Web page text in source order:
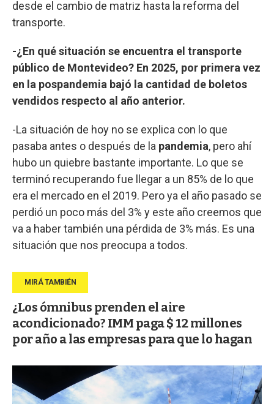
desde el cambio de matriz hasta la reforma del
transporte.
-¿En qué situación se encuentra el transporte
público de Montevideo? En 2025, por primera vez
en la pospandemia bajó la cantidad de boletos
vendidos respecto al año anterior.
-La situación de hoy no se explica con lo que
pasaba antes o después de la pandemia, pero ahí
hubo un quiebre bastante importante. Lo que se
terminó recuperando fue llegar a un 85% de lo que
era el mercado en el 2019. Pero ya el año pasado se
perdió un poco más del 3% y este año creemos que
va a haber también una pérdida de 3% más. Es una
situación que nos preocupa a todos.
¿Los ómnibus prenden el aire
acondicionado? IMM paga $ 12 millones
por año a las empresas para que lo hagan